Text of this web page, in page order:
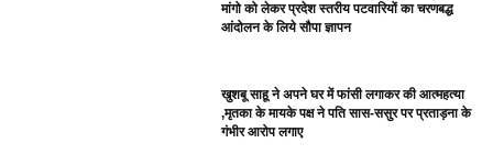
मांगो को लेकर प्रदेश स्तरीय पटवारियों का चरणबद्ध
आंदोलन के लिये सौपा ज्ञापन
खुशबू साहू ने अपने घर में फांसी लगाकर की आत्महत्या
,मृतका के मायके पक्ष ने पति सास-ससुर पर प्रताड़ना के
गंभीर आरोप लगाए